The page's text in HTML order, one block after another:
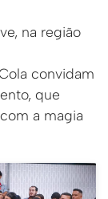
na região
convidam
que
a magia